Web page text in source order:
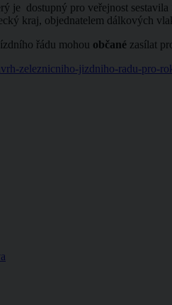
je dostupný pro veřejnost
kraj, objednatelem dálkových
řádu mohou občané zasílat
zeleznicniho-jizdniho-radu-pro-